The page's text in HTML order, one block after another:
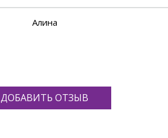
Алина
ДОБАВИТЬ ОТЗЫВ